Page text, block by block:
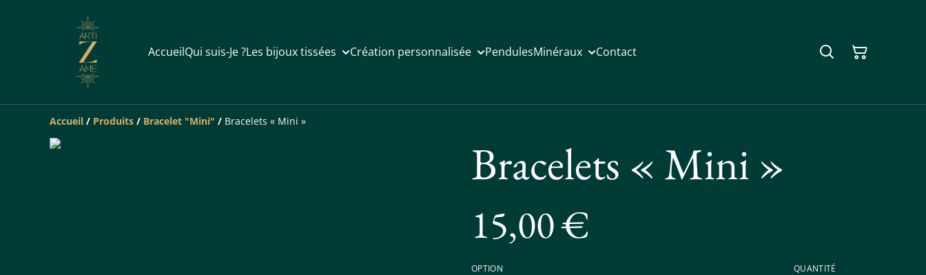
AccueilQui suis-Je ?Les bijoux tissées Création personnalisée PendulesMinéraux Contact
Accueil / Produits / Bracelet "Mini" / Bracelets « Mini »
Bracelets « Mini »
15,00 €
OPTION QUANTITÉ